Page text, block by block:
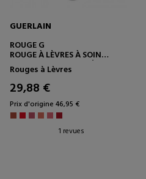
GUERLAIN
ROUGE G
ROUGE À LÈVRES À SOIN
PERSONNALISABLE - ÉDITION
LIMITÉE
Rouges à Lèvres
29,88 €
Prix d'origine 46,95 €
1 revues